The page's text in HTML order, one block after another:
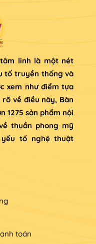
linh là một nét
tố truyền thống và
xem như điểm tựa
về điều này, Bàn
1275 sản phẩm nội
thuần phong mỹ
tố nghệ thuật
toán